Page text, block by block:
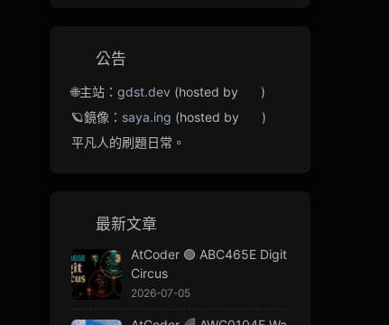
公告
🌐主站： gdst.dev (hosted by
)
🪐鏡像： saya.ing (hosted by
)
平凡人的刷題日常。
最新文章
AtCoder 🟢 ABC465E Digit
Circus
2026-07-05